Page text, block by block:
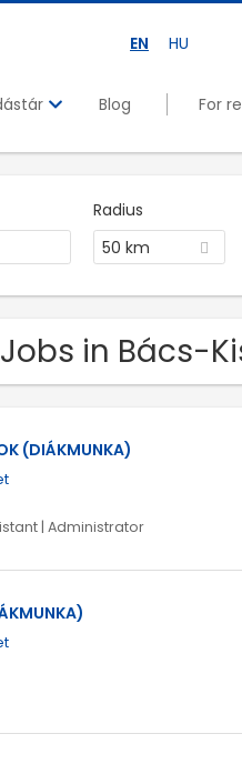
EN HU
Blog For
Radius
50 km
in Bács-
(DIÁKMUNKA)
| Administrator